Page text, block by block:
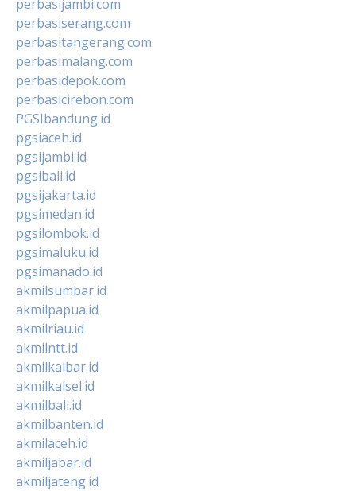
perbasijambi.com
perbasiserang.com
perbasitangerang.com
perbasimalang.com
perbasidepok.com
perbasicirebon.com
PGSIbandung.id
pgsiaceh.id
pgsijambi.id
pgsibali.id
pgsijakarta.id
pgsimedan.id
pgsilombok.id
pgsimaluku.id
pgsimanado.id
akmilsumbar.id
akmilpapua.id
akmilriau.id
akmilntt.id
akmilkalbar.id
akmilkalsel.id
akmilbali.id
akmilbanten.id
akmilaceh.id
akmiljabar.id
akmiljateng.id